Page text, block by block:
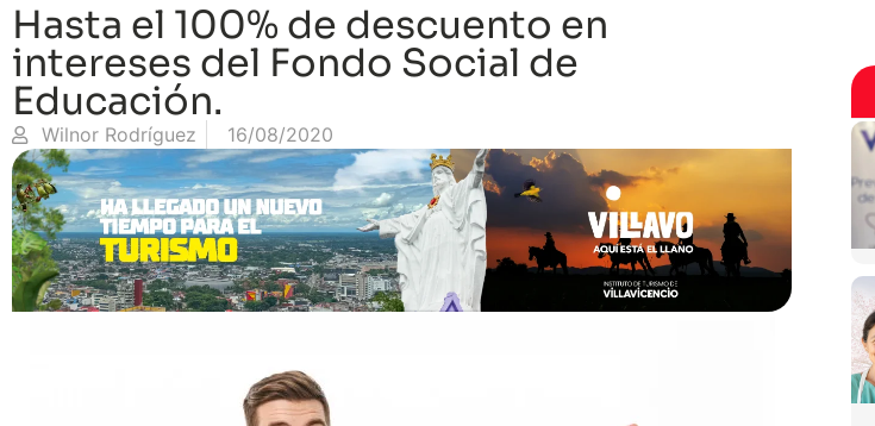
Hasta el 100% de descuento en
intereses del Fondo Social de
Educación.
Wilnor Rodríguez 16/08/2020